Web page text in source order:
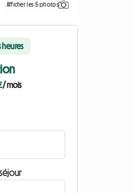
Afficher les 5 photos
/ mois